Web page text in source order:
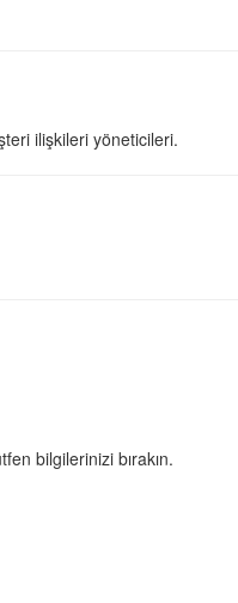
ilişkileri yöneticileri.
bilgilerinizi bırakın.